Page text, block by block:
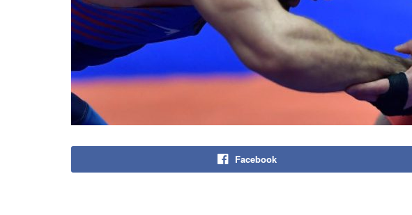
Facebook